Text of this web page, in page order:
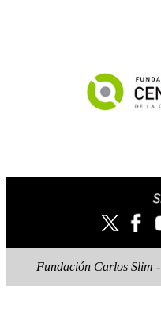
Fundación Carlos Slim -